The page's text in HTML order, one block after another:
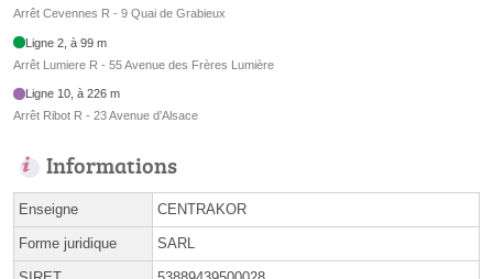
Arrêt Cevennes R - 9 Quai de Grabieux
Ligne 2, à 99 m
Arrêt Lumiere R - 55 Avenue des Frères Lumière
Ligne 10, à 226 m
Arrêt Ribot R - 23 Avenue d’Alsace
Informations
Enseigne CENTRAKOR
Forme juridique SARL